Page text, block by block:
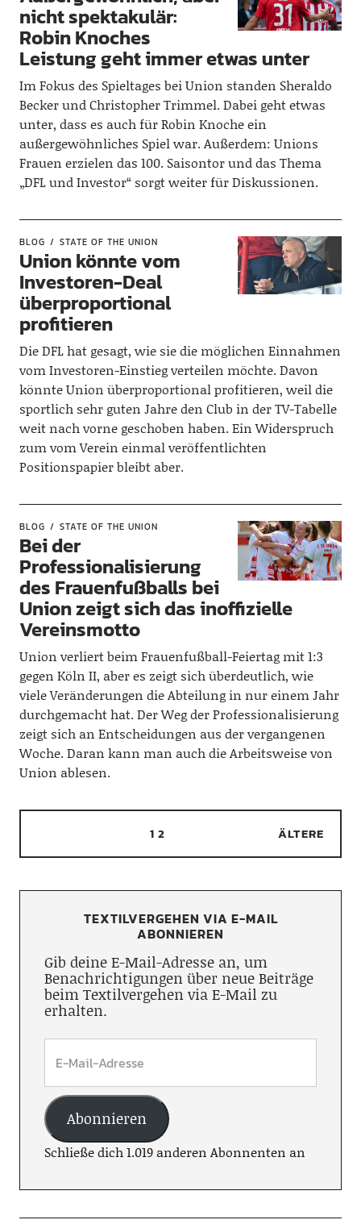
nicht spektakulär:
Robin Knoches
Leistung geht immer etwas unter
Im Fokus des Spieltages bei Union standen Sheraldo
Becker und Christopher Trimmel. Dabei geht etwas
unter, dass es auch für Robin Knoche ein
außergewöhnliches Spiel war. Außerdem: Unions
Frauen erzielen das 100. Saisontor und das Thema
„DFL und Investor“ sorgt weiter für Diskussionen.
BLOG STATE OF THE UNION
Union könnte vom
Investoren-Deal
überproportional
profitieren
Die DFL hat gesagt, wie sie die möglichen Einnahmen
vom Investoren-Einstieg verteilen möchte. Davon
könnte Union überproportional profitieren, weil die
sportlich sehr guten Jahre den Club in der TV-Tabelle
weit nach vorne geschoben haben. Ein Widerspruch
zum vom Verein einmal veröffentlichten
Positionspapier bleibt aber.
BLOG STATE OF THE UNION
Bei der
Professionalisierung
des Frauenfußballs bei
Union zeigt sich das inoffizielle
Vereinsmotto
Union verliert beim Frauenfußball-Feiertag mit 1:3
gegen Köln II, aber es zeigt sich überdeutlich, wie
viele Veränderungen die Abteilung in nur einem Jahr
durchgemacht hat. Der Weg der Professionalisierung
zeigt sich an Entscheidungen aus der vergangenen
Woche. Daran kann man auch die Arbeitsweise von
Union ablesen.
1 2 ÄLTERE
TEXTILVERGEHEN VIA E-MAIL
ABONNIEREN
Gib deine E-Mail-Adresse an, um
Benachrichtigungen über neue Beiträge
beim Textilvergehen via E-Mail zu
erhalten.
Abonnieren
Schließe dich 1.019 anderen Abonnenten an